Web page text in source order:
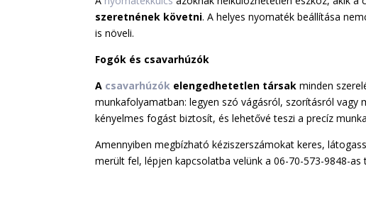
szeretnének követni. A helyes nyomaték beállítása
is növeli.
Fogók és csavarhúzók
A csavarhúzók elengedhetetlen társakminden
munkafolyamatban: legyen szó vágásról, szorításról vagy
kényelmes fogást biztosít, és lehetővé teszi a precíz
Amennyiben megbízható kéziszerszámokat keres,
merült fel, lépjen kapcsolatba velünk a 06-70-573-9848-